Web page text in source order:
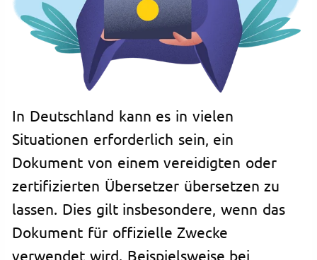
In Deutschland kann es in vielen
Situationen erforderlich sein, ein
Dokument von einem vereidigten oder
zertifizierten Übersetzer übersetzen zu
lassen. Dies gilt insbesondere, wenn das
Dokument für offizielle Zwecke
verwendet wird. Beispielsweise bei